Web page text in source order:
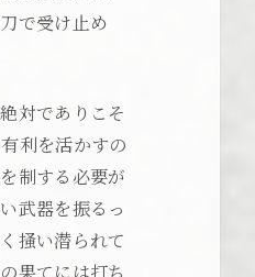
で受け止め
対でありこそ
利を活かすの
制する必要が
武器を振るっ
掻い潜られて
果てには打ち